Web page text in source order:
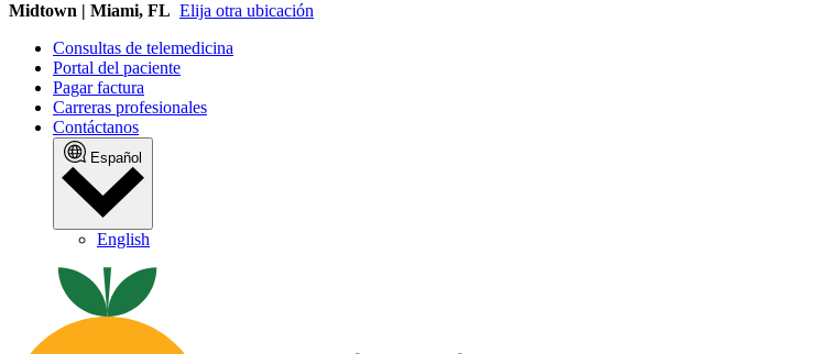
Midtown | Miami, FL Elija otra ubicación
Consultas de telemedicina
Portal del paciente
Pagar factura
Carreras profesionales
Contáctanos
Español
English